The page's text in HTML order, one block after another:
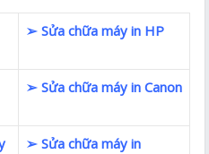
➢ Sửa chữa máy in HP
➢ Sửa chữa máy in Canon
➢ Sửa chữa máy in